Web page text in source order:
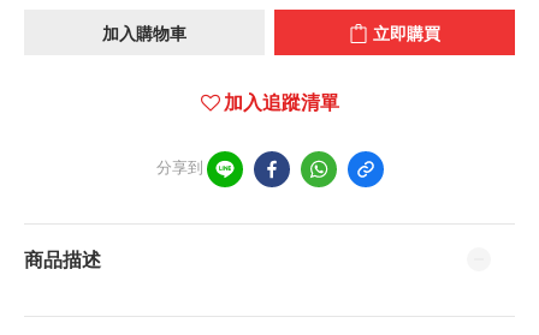
加入購物車 立即購買
加入追蹤清單
分享到
商品描述